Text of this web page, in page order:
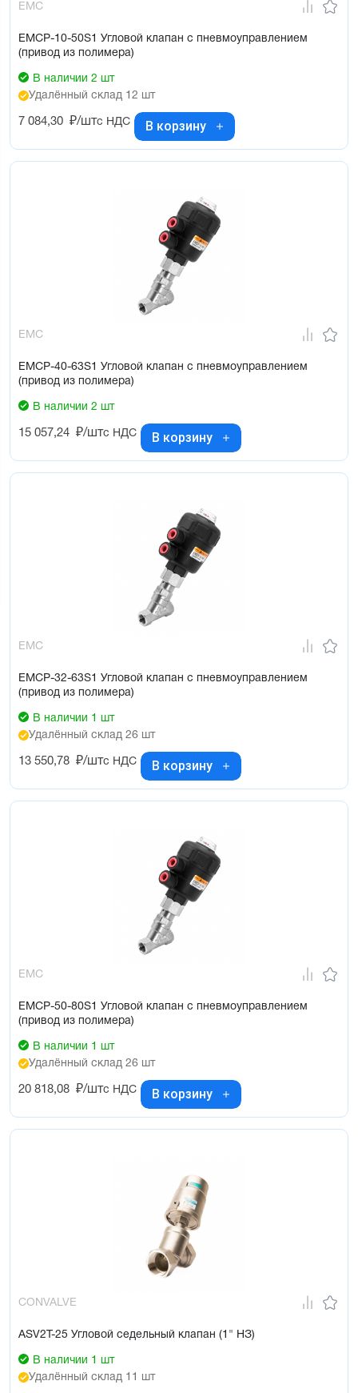
EMC
EMCP-10-50S1 Угловой клапан с пневмоуправлением
(привод из полимера)
В наличии 2 шт
Удалённый склад 12 шт
7 084,30 ₽/штс НДС В корзину
EMC
EMCP-40-63S1 Угловой клапан с пневмоуправлением
(привод из полимера)
В наличии 2 шт
15 057,24 ₽/штс НДС В корзину
EMC
EMCP-32-63S1 Угловой клапан с пневмоуправлением
(привод из полимера)
В наличии 1 шт
Удалённый склад 26 шт
13 550,78 ₽/штс НДС В корзину
EMC
EMCP-50-80S1 Угловой клапан с пневмоуправлением
(привод из полимера)
В наличии 1 шт
Удалённый склад 26 шт
20 818,08 ₽/штс НДС В корзину
CONVALVE
ASV2T-25 Угловой седельный клапан (1" НЗ)
В наличии 1 шт
Удалённый склад 11 шт